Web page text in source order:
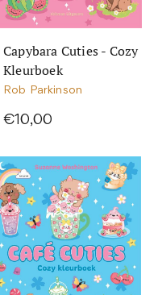
Capybara Cuties - Cozy
Kleurboek
Rob Parkinson
€10,00